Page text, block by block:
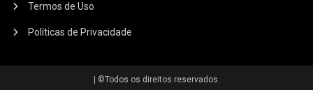
Termos de Uso
Políticas de Privacidade
©️Todos os direitos reservados.